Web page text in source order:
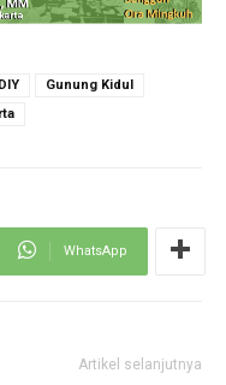
DIY
Gunung Kidul
WhatsApp
Artikel selanjutnya